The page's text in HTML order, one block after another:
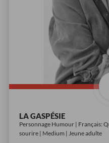
LA GASPÉSIE
Personnage Humour | Français:
sourire | Medium | Jeune adulte